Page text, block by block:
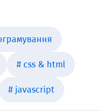
# css & html
# javascript